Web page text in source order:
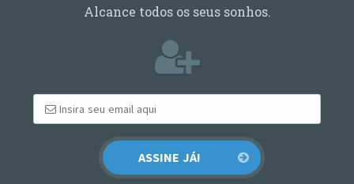
Alcance todos os seus sonhos.